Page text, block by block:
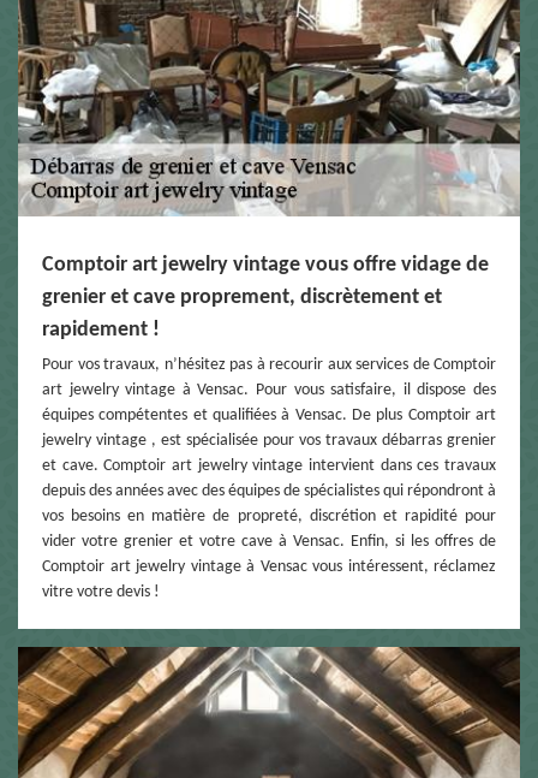
Comptoir art jewelry vintage vous offre vidage de
grenier et cave proprement, discrètement et
rapidement !
Pour vos travaux, n’hésitez pas à recourir aux services de Comptoir
art jewelry vintage à Vensac. Pour vous satisfaire, il dispose des
équipes compétentes et qualifiées à Vensac. De plus Comptoir art
jewelry vintage , est spécialisée pour vos travaux débarras grenier
et cave. Comptoir art jewelry vintage intervient dans ces travaux
depuis des années avec des équipes de spécialistes qui répondront à
vos besoins en matière de propreté, discrétion et rapidité pour
vider votre grenier et votre cave à Vensac. Enfin, si les offres de
Comptoir art jewelry vintage à Vensac vous intéressent, réclamez
vitre votre devis !